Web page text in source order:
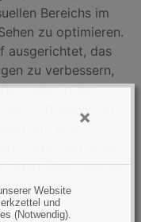
×
Website
und
(Notwendig).
Bereichs im
zu optimieren.
ausgerichtet, das
zu verbessern,
oder in der
wird individuell an
um eine
Träger und jedes
Beschwerden